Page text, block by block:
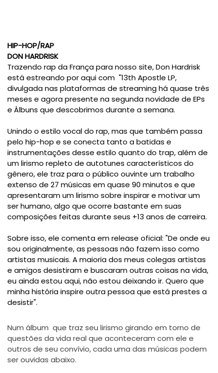
HIP-HOP/RAP
DON HARDRISK
Trazendo rap da França para nosso site, Don Hardrisk
está estreando por aqui com "13th Apostle LP,
divulgada nas plataformas de streaming há quase três
meses e agora presente na segunda novidade de EPs
e Álbuns que descobrimos durante a semana.
Unindo o estilo vocal do rap, mas que também passa
pelo hip-hop e se conecta tanto a batidas e
instrumentações desse estilo quanto do trap, além de
um lirismo repleto de autotunes característicos do
gênero, ele traz para o público ouvinte um trabalho
extenso de 27 músicas em quase 90 minutos e que
apresentaram um lirismo sobre inspirar e motivar um
ser humano, algo que ocorre bastante em suas
composições feitas durante seus +13 anos de carreira.
Sobre isso, ele comenta em release oficial: "De onde eu
sou originalmente, as pessoas não fazem isso como
artistas musicais. A maioria dos meus colegas artistas
e amigos desistiram e buscaram outras coisas na vida,
eu ainda estou aqui, não estou deixando ir. Quero que
minha história inspire outra pessoa que está prestes a
desistir".
Num álbum que traz seu lirismo girando em torno de
questões da vida real que aconteceram com ele e
outros de seu convívio, cada uma das músicas podem
ser ouvidas abaixo.